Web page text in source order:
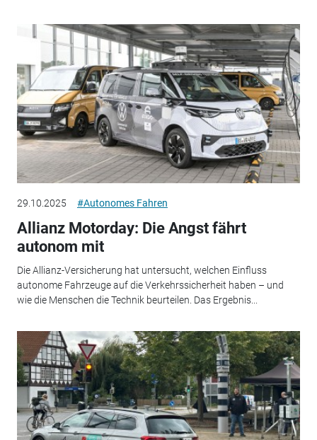
29.10.2025 #Autonomes Fahren
Allianz Motorday: Die Angst fährt
autonom mit
Die Allianz-Versicherung hat untersucht, welchen Einfluss
autonome Fahrzeuge auf die Verkehrssicherheit haben – und
wie die Menschen die Technik beurteilen. Das Ergebnis...